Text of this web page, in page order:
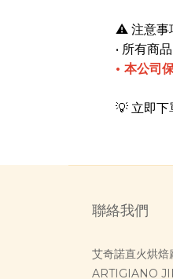
⚠️ 注意事
• 所有商
• 本公司
💡 立即下
聯絡我們
艾奇諾直火烘焙
ARTIGIANO